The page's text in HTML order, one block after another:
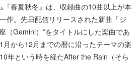
春夏秋冬』は、収録曲の10曲以上が本
作。先日配信リリースされた新曲「ジ
（Gemini）”をタイトルにした楽曲であ
月から12月までの暦に沿ったテーマの楽
年という時を経たAfter the Rain（そら